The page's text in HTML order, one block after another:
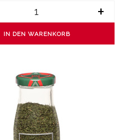
+
IN DEN WARENKORB